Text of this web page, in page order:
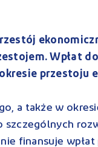
Wpłat
przestoju
a także w
finansuje